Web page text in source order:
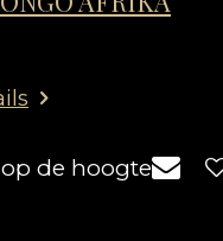
de hoogte